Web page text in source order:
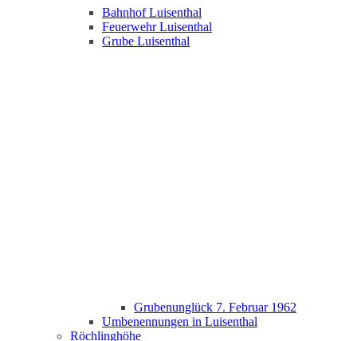
Bahnhof Luisenthal
Feuerwehr Luisenthal
Grube Luisenthal
Grubenunglück 7. Februar 1962
Umbenennungen in Luisenthal
Röchlinghöhe